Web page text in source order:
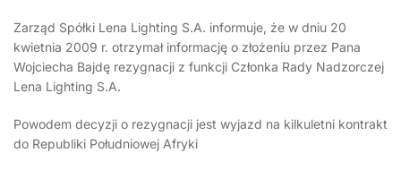
Zarząd Spółki Lena Lighting S.A. informuje, że w dniu 20
kwietnia 2009 r. otrzymał informację o złożeniu przez Pana
Wojciecha Bajdę rezygnacji z funkcji Członka Rady Nadzorczej
Lena Lighting S.A.
Powodem decyzji o rezygnacji jest wyjazd na kilkuletni kontrakt
do Republiki Południowej Afryki